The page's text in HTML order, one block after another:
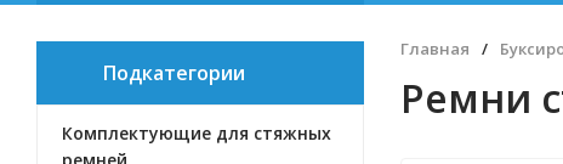
Подкатегории
Комплектующие для стяжных
Главная /
Ремни